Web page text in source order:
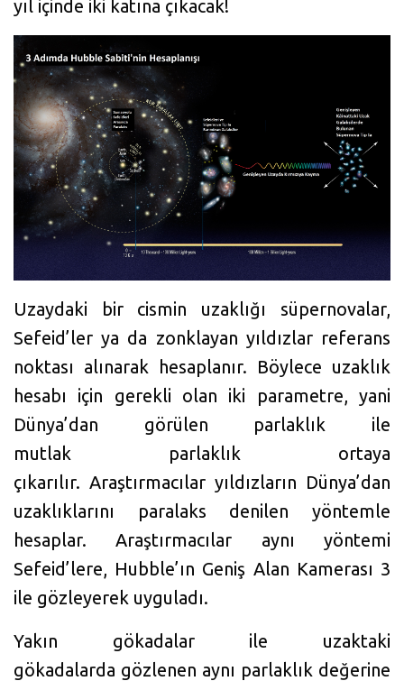
yıl içinde iki katına çıkacak!
Uzaydaki bir cismin uzaklığı süpernovalar,
Sefeid’ler ya da zonklayan yıldızlar referans
noktası alınarak hesaplanır. Böylece uzaklık
hesabı için gerekli olan iki parametre, yani
Dünya’dan görülen parlaklık ile
mutlak parlaklık ortaya
çıkarılır. Araştırmacılar yıldızların Dünya’dan
uzaklıklarını paralaks denilen yöntemle
hesaplar. Araştırmacılar aynı yöntemi
Sefeid’lere, Hubble’ın Geniş Alan Kamerası 3
ile gözleyerek uyguladı.
Yakın gökadalar ile uzaktaki
gökadalarda gözlenen aynı parlaklık değerine